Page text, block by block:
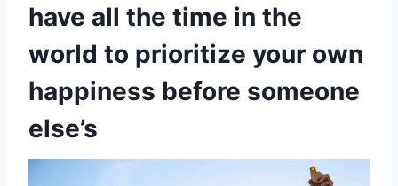
have all the time in the
world to prioritize your own
happiness before someone
else’s